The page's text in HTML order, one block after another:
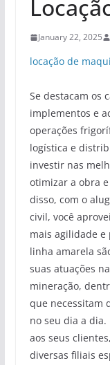
January 22, 2025
locação de
Se destacam os
implementos e
operações
logística e
investir nas
otimizar a obra
disso, com o
civil, você
mais agilidade
linha amarela
suas atuações
mineração,
que necessitam
no seu dia a
aos seus
diversas filiais